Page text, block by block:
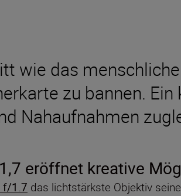
wie das
zu bannen.
Nahaufnahmen
eröffnet kreative
f/1.7 das lichtstärkste Objektiv